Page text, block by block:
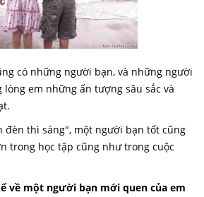
có những người bạn, và những người
em những ấn tượng sâu sắc và
đèn thì sáng", một người bạn tốt cũng
trong học tập cũng như trong cuộc
về một người bạn mới quen của em